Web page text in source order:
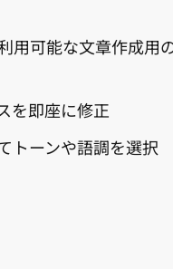
用可能な文章作成用
を即座に修正
トーンや語調を選択